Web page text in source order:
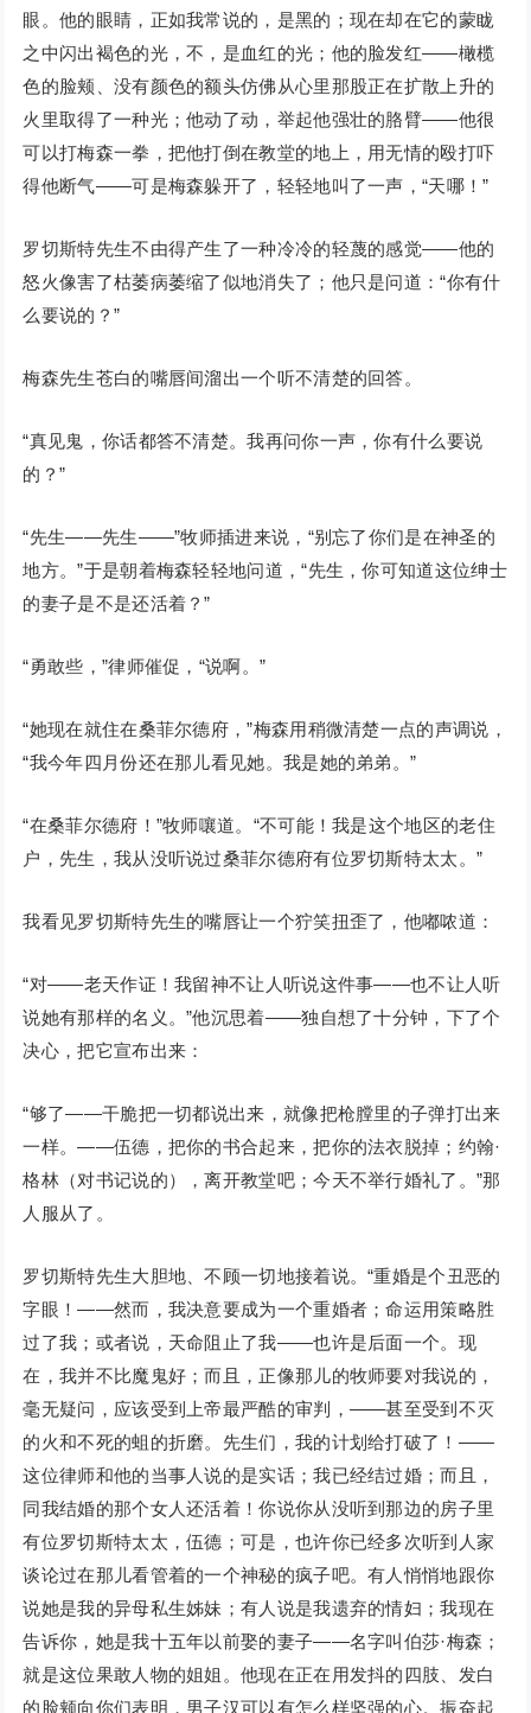
眼。他的眼睛，正如我常说的，是黑的；现在却在它的蒙眬
之中闪出褐色的光，不，是血红的光；他的脸发红——橄榄
色的脸颊、没有颜色的额头仿佛从心里那股正在扩散上升的
火里取得了一种光；他动了动，举起他强壮的胳臂——他很
可以打梅森一拳，把他打倒在教堂的地上，用无情的殴打吓
得他断气——可是梅森躲开了，轻轻地叫了一声，“天哪！”
罗切斯特先生不由得产生了一种冷冷的轻蔑的感觉——他的
怒火像害了枯萎病萎缩了似地消失了；他只是问道：“你有什
么要说的？”
梅森先生苍白的嘴唇间溜出一个听不清楚的回答。
“真见鬼，你话都答不清楚。我再问你一声，你有什么要说
的？”
“先生——先生——”牧师插进来说，“别忘了你们是在神圣的
地方。”于是朝着梅森轻轻地问道，“先生，你可知道这位绅士
的妻子是不是还活着？”
“勇敢些，”律师催促，“说啊。”
“她现在就住在桑菲尔德府，”梅森用稍微清楚一点的声调说，
“我今年四月份还在那儿看见她。我是她的弟弟。”
“在桑菲尔德府！”牧师嚷道。“不可能！我是这个地区的老住
户，先生，我从没听说过桑菲尔德府有位罗切斯特太太。”
我看见罗切斯特先生的嘴唇让一个狞笑扭歪了，他嘟哝道：
“对——老天作证！我留神不让人听说这件事——也不让人听
说她有那样的名义。”他沉思着——独自想了十分钟，下了个
决心，把它宣布出来：
“够了——干脆把一切都说出来，就像把枪膛里的子弹打出来
一样。——伍德，把你的书合起来，把你的法衣脱掉；约翰·
格林（对书记说的），离开教堂吧；今天不举行婚礼了。”那
人服从了。
罗切斯特先生大胆地、不顾一切地接着说。“重婚是个丑恶的
字眼！——然而，我决意要成为一个重婚者；命运用策略胜
过了我；或者说，天命阻止了我——也许是后面一个。现
在，我并不比魔鬼好；而且，正像那儿的牧师要对我说的，
毫无疑问，应该受到上帝最严酷的审判，——甚至受到不灭
的火和不死的蛆的折磨。先生们，我的计划给打破了！——
这位律师和他的当事人说的是实话；我已经结过婚；而且，
同我结婚的那个女人还活着！你说你从没听到那边的房子里
有位罗切斯特太太，伍德；可是，也许你已经多次听到人家
谈论过在那儿看管着的一个神秘的疯子吧。有人悄悄地跟你
说她是我的异母私生姊妹；有人说是我遗弃的情妇；我现在
告诉你，她是我十五年以前娶的妻子——名字叫伯莎·梅森；
就是这位果敢人物的姐姐。他现在正在用发抖的四肢、发白
的脸颊向你们表明，男子汉可以有怎么样坚强的心。振奋起